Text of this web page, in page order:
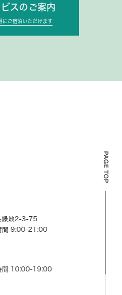
スのご案内
にご宿泊いただけます
緑地2-3-75
間 9:00-21:00
間 10:00-19:00